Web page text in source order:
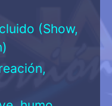
(Show,